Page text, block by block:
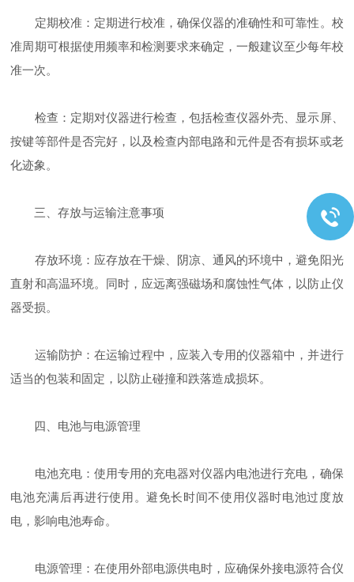
定期校准：定期进行校准，确保仪器的准确性和可靠性。校
准周期可根据使用频率和检测要求来确定，一般建议至少每年校
准一次。
检查：定期对仪器进行检查，包括检查仪器外壳、显示屏、
按键等部件是否完好，以及检查内部电路和元件是否有损坏或老
化迹象。
三、存放与运输注意事项
存放环境：应存放在干燥、阴凉、通风的环境中，避免阳光
直射和高温环境。同时，应远离强磁场和腐蚀性气体，以防止仪
器受损。
运输防护：在运输过程中，应装入专用的仪器箱中，并进行
适当的包装和固定，以防止碰撞和跌落造成损坏。
四、电池与电源管理
电池充电：使用专用的充电器对仪器内电池进行充电，确保
电池充满后再进行使用。避免长时间不使用仪器时电池过度放
电，影响电池寿命。
电源管理：在使用外部电源供电时，应确保外接电源符合仪